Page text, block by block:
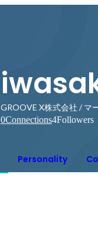
GROOVE X株式会社 / マ
0Connections4Followers
Personality